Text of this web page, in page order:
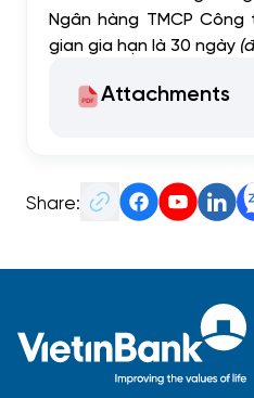
Ngân hàng TMCP
gian gia hạn là 30 ngày
Attachments
Share: